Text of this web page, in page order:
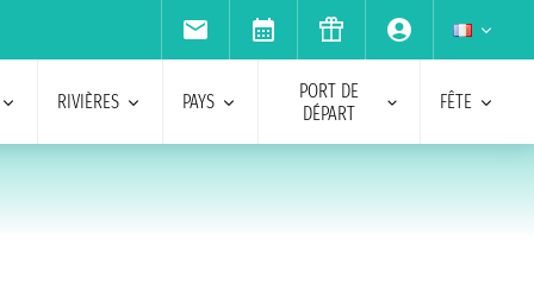
RIVIÈRES PAYS
PORT DE
DÉPART
FÊTE